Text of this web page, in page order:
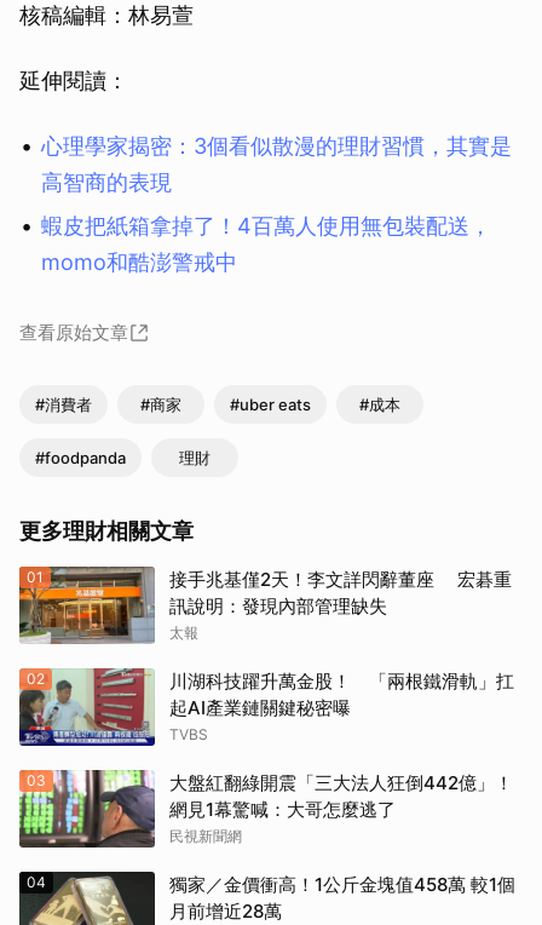
核稿編輯：林易萱
延伸閱讀：
心理學家揭密：3個看似散漫的理財習慣，其實是
高智商的表現
蝦皮把紙箱拿掉了！4百萬人使用無包裝配送，
momo和酷澎警戒中
查看原始文章
#消費者 #商家 #uber eats #成本
#foodpanda 理財
更多理財相關文章
01
接手兆基僅2天！李文詳閃辭董座 宏碁重
訊說明：發現內部管理缺失
太報
02
川湖科技躍升萬金股！ 「兩根鐵滑軌」扛
起AI產業鏈關鍵秘密曝
TVBS
03
大盤紅翻綠開震「三大法人狂倒442億」！
網見1幕驚喊：大哥怎麼逃了
民視新聞網
04
獨家／金價衝高！1公斤金塊值458萬 較1個
月前增近28萬